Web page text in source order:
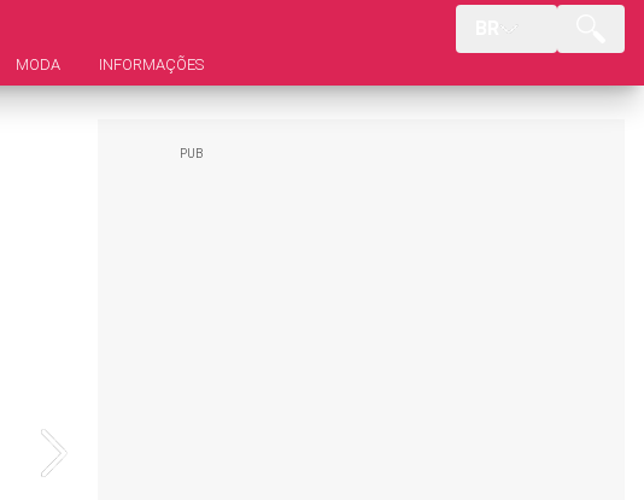
MODA INFORMAÇÕES